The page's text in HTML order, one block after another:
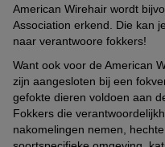
American Wirehair wordt
Association erkend. Die kan
naar verantwoore fokkers!
Want ook voor de American
zijn aangesloten bij een
gefokte dieren voldoen aan
Fokkers die
nakomelingen nemen,